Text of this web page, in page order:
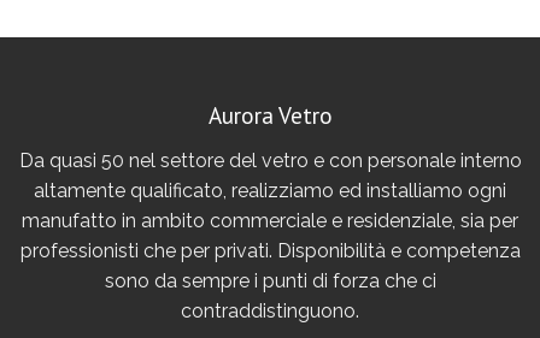
Aurora Vetro
Da quasi 50 nel settore del vetro e con personale interno
altamente qualificato, realizziamo ed installiamo ogni
manufatto in ambito commerciale e residenziale, sia per
professionisti che per privati. Disponibilità e competenza
sono da sempre i punti di forza che ci
contraddistinguono.